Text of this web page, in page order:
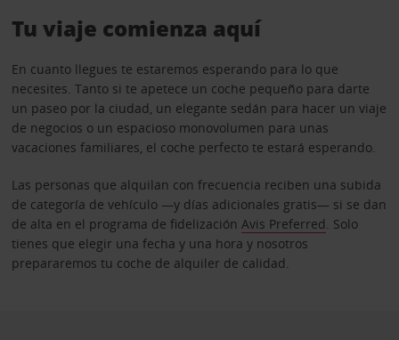
Tu viaje comienza aquí
En cuanto llegues te estaremos esperando para lo que
necesites. Tanto si te apetece un coche pequeño para darte
un paseo por la ciudad, un elegante sedán para hacer un viaje
de negocios o un espacioso monovolumen para unas
vacaciones familiares, el coche perfecto te estará esperando.
Las personas que alquilan con frecuencia reciben una subida
de categoría de vehículo —y días adicionales gratis— si se dan
de alta en el programa de fidelización Avis Preferred. Solo
tienes que elegir una fecha y una hora y nosotros
prepararemos tu coche de alquiler de calidad.